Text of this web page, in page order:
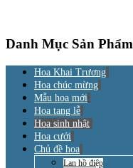
Danh Mục Sản Phẩm
Hoa Khai Trương
Hoa chúc mừng
Mẫu hoa mới
Hoa tang lễ
Hoa sinh nhật
Hoa cưới
Chủ đề hoa
Lan hồ điệp